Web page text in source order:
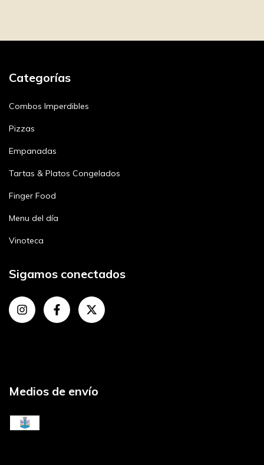
Categorías
Combos Imperdibles
Pizzas
Empanadas
Tartas & Platos Congelados
Finger Food
Menu del día
Vinoteca
Sigamos conectados
Medios de envío